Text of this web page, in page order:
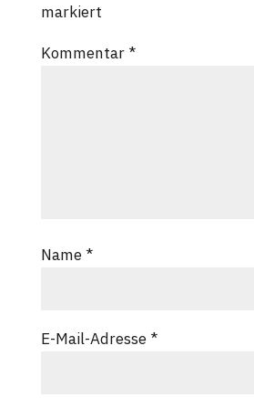
markiert
Kommentar *
Name *
E-Mail-Adresse *